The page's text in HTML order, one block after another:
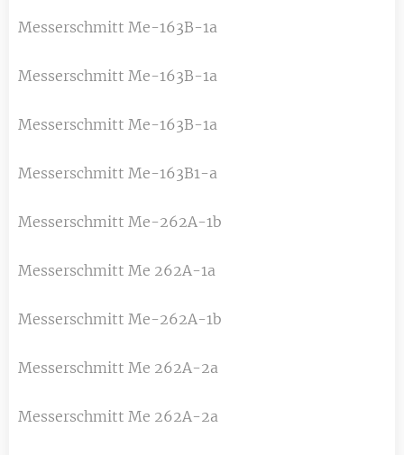
Messerschmitt Me-163B-1a
Messerschmitt Me-163B-1a
Messerschmitt Me-163B-1a
Messerschmitt Me-163B1-a
Messerschmitt Me-262A-1b
Messerschmitt Me 262A-1a
Messerschmitt Me-262A-1b
Messerschmitt Me 262A-2a
Messerschmitt Me 262A-2a